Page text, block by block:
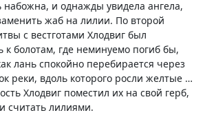
набожна, и однажды увидела ангела,
жаб на лилии. По второй
с вестготами Хлодвиг был
к болотам, где неминуемо погиб бы,
лань спокойно перебирается через
реки, вдоль которого росли желтые …
Хлодвиг поместил их на свой герб,
считать лилиями.